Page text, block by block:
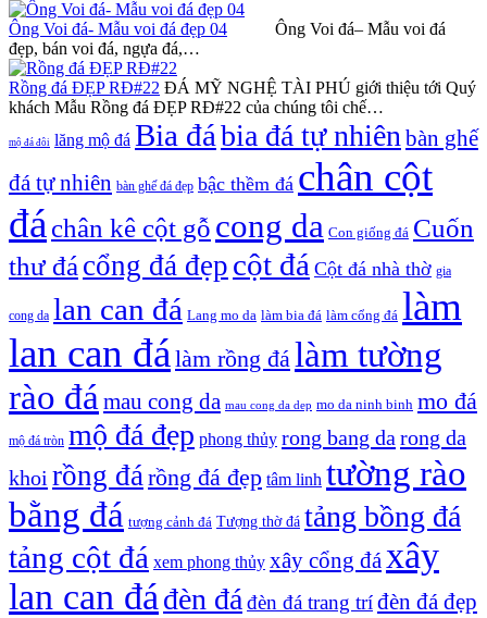
Ông Voi đá- Mẫu voi đá đẹp 04 Ông Voi đá– Mẫu voi đá
đẹp, bán voi đá, ngựa đá,…
Rồng đá ĐẸP RĐ#22 ĐÁ MỸ NGHỆ TÀI PHÚ giới thiệu tới Quý
khách Mẫu Rồng đá ĐẸP RĐ#22 của chúng tôi chế…
mộ đá đôi lăng mộ đá Bia đábia đá tự nhiên bàn ghế
đá tự nhiên bàn ghế đá đẹp bậc thềm đá chân cột
đá chân kê cột gỗ cong da Con giống đá Cuốn
thư đá cổng đá đẹp cột đá Cột đá nhà thờ gia
cong da lan can đá Lang mo da làm bia đá làm cổng đá làm
lan can đá làm rồng đá làm tường
rào đá mau cong da mau cong da dep mo da ninh binh mo đá
mộ đá tròn mộ đá đẹp phong thủy rong bang da rong da
khoi rồng đá rồng đá đẹp tâm linh tường rào
bằng đá tượng cảnh đá Tượng thờ đá tảng bồng đá
tảng cột đá xem phong thủy xây cổng đá xây
lan can đá đèn đá đèn đá trang tríđèn đá đẹp